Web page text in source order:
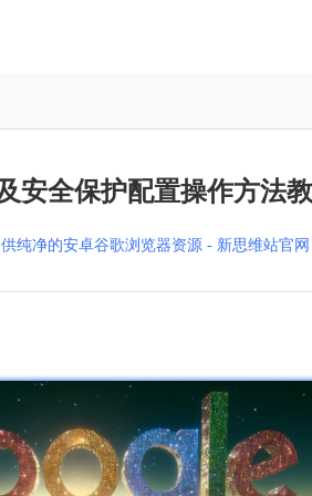
安全保护配置操作方法
纯净的安卓谷歌浏览器资源 - 新思维站官网